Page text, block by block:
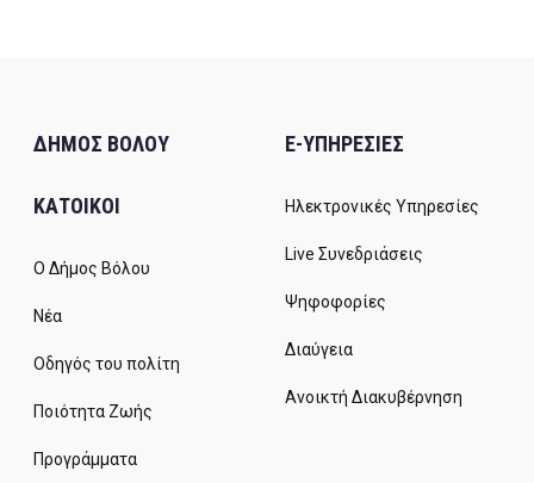
ΔΗΜΟΣ ΒΟΛΟΥ
ΚΑΤΟΙΚΟΙ
Ο Δήμος Βόλου
Νέα
Οδηγός του πολίτη
Ποιότητα Ζωής
Προγράμματα
E-ΥΠΗΡΕΣΙΕΣ
Ηλεκτρονικές Υπηρεσίες
Live Συνεδριάσεις
Ψηφοφορίες
Διαύγεια
Ανοικτή Διακυβέρνηση